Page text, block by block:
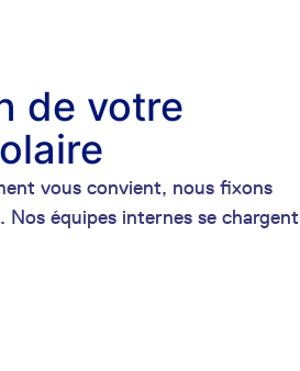
de votre
vous convient, nous fixons
équipes internes se chargent